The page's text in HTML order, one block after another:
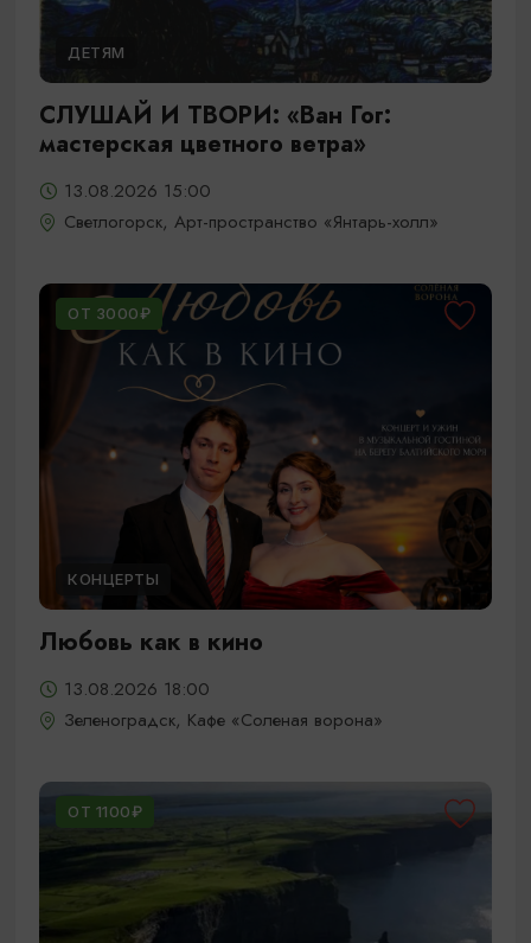
ДЕТЯМ
СЛУШАЙ И ТВОРИ: «Ван Гог:
мастерская цветного ветра»
13.08.2026 15:00
Светлогорск, Арт-пространство «Янтарь-холл»
ОТ 3000₽
КОНЦЕРТЫ
Любовь как в кино
13.08.2026 18:00
Зеленоградск, Кафе «Соленая ворона»
ОТ 1100₽